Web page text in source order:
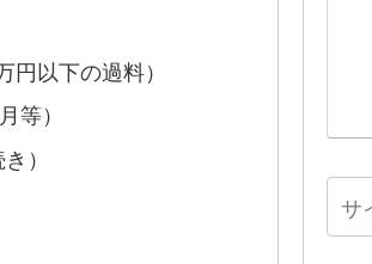
以下の過料）
等）
）